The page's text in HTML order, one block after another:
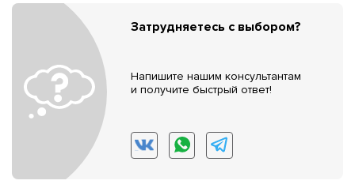
Затрудняетесь с выбором?
Напишите нашим консультантам
и получите быстрый ответ!